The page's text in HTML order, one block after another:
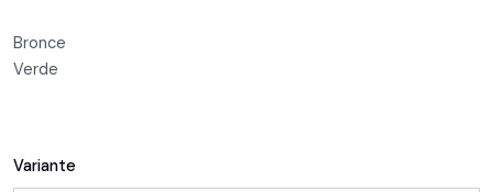
Bronce
Verde
Variante